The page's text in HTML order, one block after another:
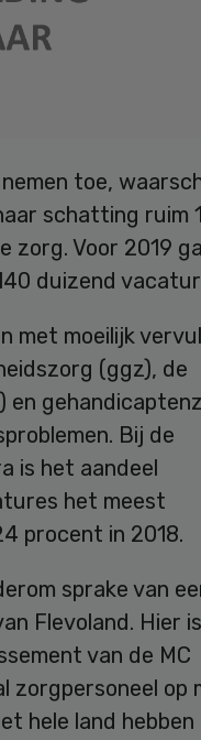
toe,
schatting ruim
zorg. Voor 2019
duizend
met moeilijk
(ggz), de
Bij de
is het aandeel
het meest
procent in 2018.
sprake van
Flevoland. Hier is
van de MC
zorgpersoneel op
hele land hebben